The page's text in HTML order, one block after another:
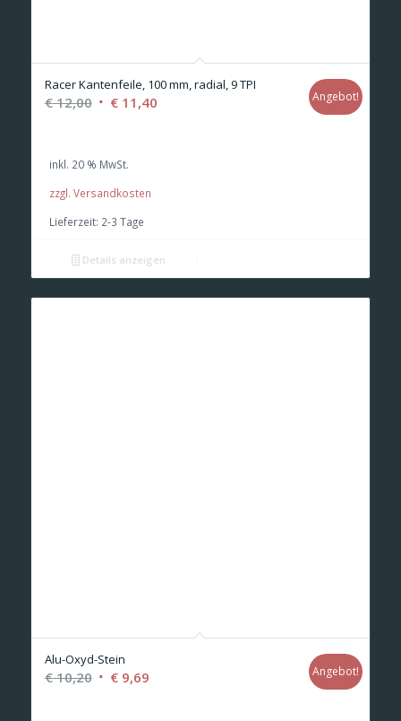
Racer Kantenfeile, 100 mm, radial, 9 TPI
€12,00 Ursprünglicher
€ 12,00
€11,40Aktueller
Angebot!
inkl. 20 % MwSt.
zzgl. Versandkosten
Lieferzeit: 2-3 Tage
Details anzeigen
Alu-Oxyd-Stein
€10,20 Ursprünglicher
€9,69Aktueller
Angebot!